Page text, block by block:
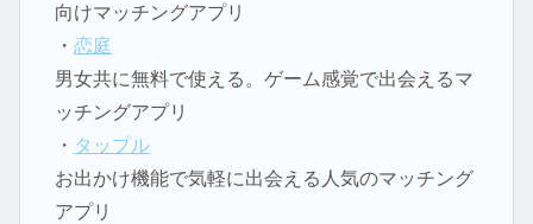
向けマッチングアプリ
・ 恋庭
男女共に無料で使える。ゲーム感覚で出会えるマ
ッチングアプリ
・ タップル
お出かけ機能で気軽に出会える人気のマッチング
アプリ